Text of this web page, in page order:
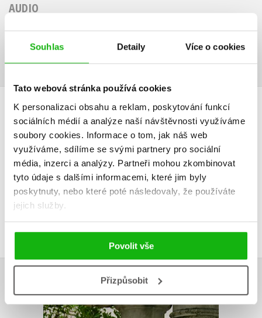
Souhlas Detaily Více o cookies
Tato webová stránka používá cookies
K personalizaci obsahu a reklam, poskytování funkcí
sociálních médií a analýze naší návštěvnosti využíváme
soubory cookies. Informace o tom, jak náš web
využíváme, sdílíme se svými partnery pro sociální
média, inzerci a analýzy. Partneři mohou zkombinovat
tyto údaje s dalšími informacemi, které jim byly
poskytnuty, nebo které poté následovaly, že používáte
jejich služby.
Povolit vše
Přizpůsobit
AUDIO
HODNOCENÍ ČTENÁŘŮ
V současné době nejsou vytvořena žádná uživatelská hodnocení.
Vaše hodnocení
Uživatelskou recenzi mohou vkládat pouze registrovaní uživatelé
Přihlásit
AUTOR KNIHY